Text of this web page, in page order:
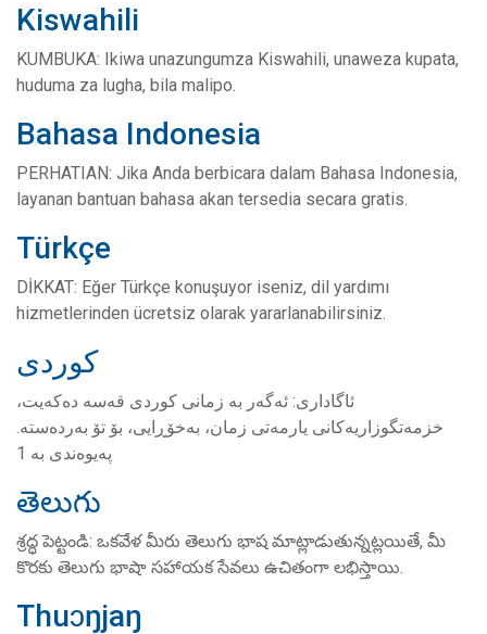
Kiswahili
KUMBUKA: Ikiwa unazungumza Kiswahili, unaweza kupata,
huduma za lugha, bila malipo.
Bahasa Indonesia
PERHATIAN: Jika Anda berbicara dalam Bahasa Indonesia,
layanan bantuan bahasa akan tersedia secara gratis.
Türkçe
DİKKAT: Eğer Türkçe konuşuyor iseniz, dil yardımı
hizmetlerinden ücretsiz olarak yararlanabilirsiniz.
کوردی
ئاگاداری: ئەگەر بە زمانی کوردی قەسە دەکەیت،
خزمەتگوزاریەکانی یارمەتی زمان، بەخۆڕایی، بۆ تۆ بەردەستە.
پەیوەندی بە 1
తెలుగు
శ్రద్ధ పెట్టండి: ఒకవేళ మీరు తెలుగు భాష మాట్లాడుతున్నట్లయితే, మీ
కొరకు తెలుగు భాషా సహాయక సేవలు ఉచితంగా లభిస్తాయి.
Thuɔŋjaŋ